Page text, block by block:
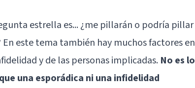
estrella es... ¿me pillarán o podría pillar
este tema también hay muchos factores en
y de las personas implicadas. No es lo
una esporádica ni una infidelidad